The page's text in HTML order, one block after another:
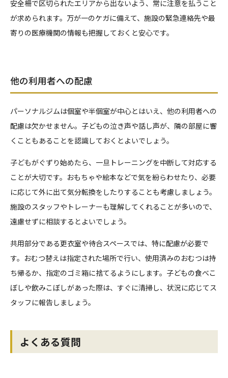
安全柵で区切られたエリアから出ないよう、常に注意を払うこと
が求められます。万が一のケガに備えて、施設の緊急連絡先や最
寄りの医療機関の情報も把握しておくと安心です。
他の利用者への配慮
パーソナルジムは個室や半個室が中心とはいえ、他の利用者への
配慮は欠かせません。子どもの泣き声や話し声が、隣の部屋に響
くこともあることを認識しておくとよいでしょう。
子どもがぐずり始めたら、一旦トレーニングを中断して対応する
ことが大切です。おもちゃや絵本などで気を紛らわせたり、必要
に応じて外に出て気分転換をしたりすることも考慮しましょう。
施設のスタッフやトレーナーも理解してくれることが多いので、
遠慮せずに相談するとよいでしょう。
共用部分である更衣室や待合スペースでは、特に配慮が必要で
す。おむつ替えは指定された場所で行い、使用済みのおむつは持
ち帰るか、指定のゴミ箱に捨てるようにします。子どもの食べこ
ぼしや飲みこぼしがあった際は、すぐに清掃し、状況に応じてス
タッフに報告しましょう。
よくある質問